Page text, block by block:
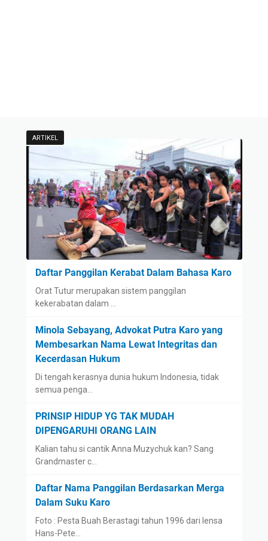
ARTIKEL
Daftar Panggilan Kerabat Dalam Bahasa Karo
Orat Tutur merupakan sistem panggilan
kekerabatan dalam …
Minola Sebayang, Advokat Putra Karo yang
Membesarkan Nama Lewat Integritas dan
Kecerdasan Hukum
Di tengah kerasnya dunia hukum Indonesia, tidak
semua penga…
PRINSIP HIDUP YG TAK MUDAH
DIPENGARUHI ORANG LAIN
Kalian tahu si cantik Anna Muzychuk kan? Sang
Grandmaster c…
Daftar Nama Panggilan Berdasarkan Merga
Dalam Suku Karo
Foto : Pesta Buah Berastagi tahun 1996 dari lensa
Hans-Pete…